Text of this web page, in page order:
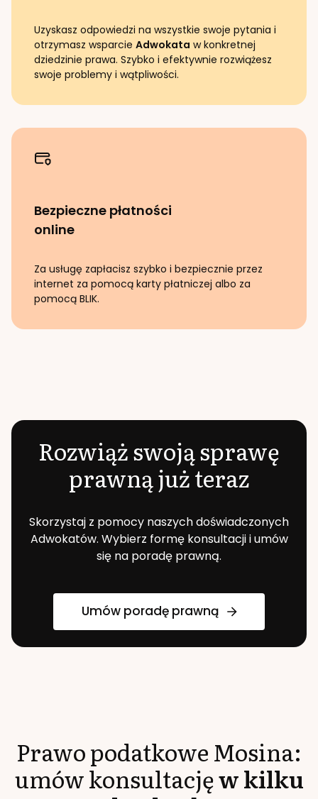
Uzyskasz odpowiedzi na wszystkie swoje pytania i
otrzymasz wsparcie Adwokata w konkretnej
dziedzinie prawa. Szybko i efektywnie rozwiążesz
swoje problemy i wątpliwości.
Bezpieczne płatności
online
Za usługę zapłacisz szybko i bezpiecznie przez
internet za pomocą karty płatniczej albo za
pomocą BLIK.
Rozwiąż swoją sprawę
prawną już teraz
Skorzystaj z pomocy naszych doświadczonych
Adwokatów. Wybierz formę konsultacji i umów
się na poradę prawną.
Umów poradę prawną
Prawo podatkoweMosina:
umów konsultacjęw kilku